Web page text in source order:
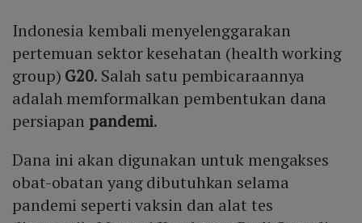
Indonesia kembali menyelenggarakan
pertemuan sektor kesehatan (health working
group) G20. Salah satu pembicaraannya
adalah memformalkan pembentukan dana
persiapanpandemi.
Dana ini akan digunakan untuk mengakses
obat-obatan yang dibutuhkan selama
pandemi seperti vaksin dan alat tes